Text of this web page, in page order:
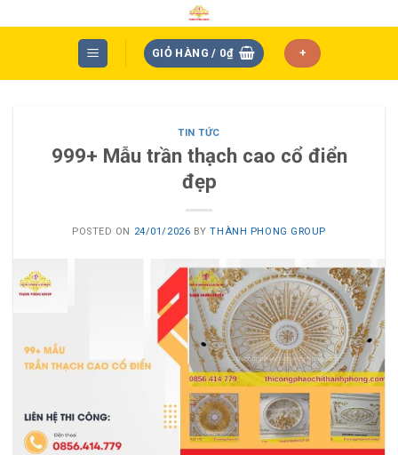
to
GIỎ HÀNG / 0₫ +
TIN TỨC
999+ Mẫu trần thạch cao cổ điển
đẹp
POSTED ON 24/01/2026 BYTHÀNH PHONG GROUP